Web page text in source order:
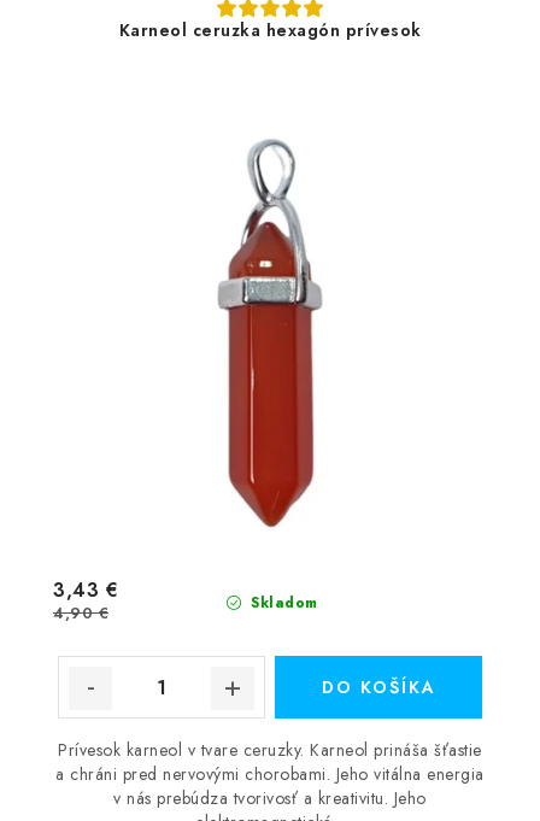
Karneol ceruzka hexagón prívesok
Skladom
3,43 €
4,90 €
DO KOŠÍKA
Prívesok karneol v tvare ceruzky. Karneol prináša šťastie
a chráni pred nervovými chorobami. Jeho vitálna energia
v nás prebúdza tvorivosť a kreativitu. Jeho